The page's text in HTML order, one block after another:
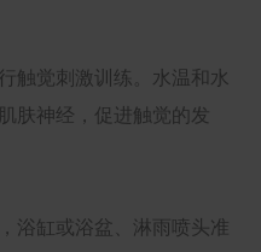
触觉刺激训练。水温和水
肤神经，促进触觉的发
浴缸或浴盆、淋雨喷头准